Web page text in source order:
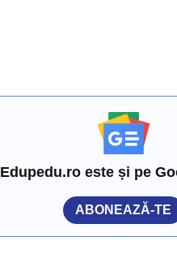
Edupedu.ro este și pe
ABONEAZĂ-TE